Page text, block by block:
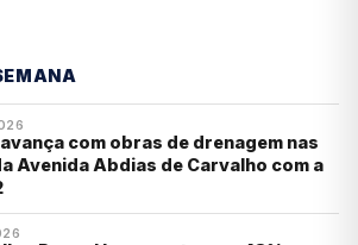
com obras de drenagem nas
Avenida Abdias de Carvalho com a